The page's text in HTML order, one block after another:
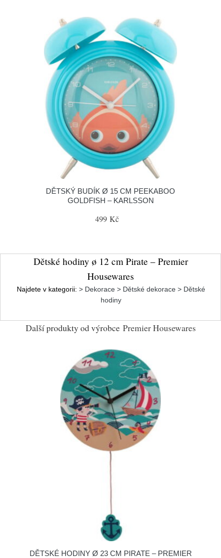
DĚTSKÝ BUDÍK Ø 15 CM PEEKABOO
GOLDFISH – KARLSSON
499 Kč
Dětské hodiny ø 12 cm Pirate – Premier
Housewares
Najdete v kategorii: > Dekorace > Dětské dekorace > Dětské
hodiny
Další produkty od výrobce Premier Housewares
DĚTSKÉ HODINY Ø 23 CM PIRATE – PREMIER